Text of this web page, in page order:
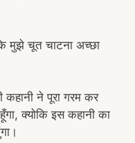
मुझे चूत चाटना अच्छा
ने पूरा गरम कर
क्योकि इस कहानी का